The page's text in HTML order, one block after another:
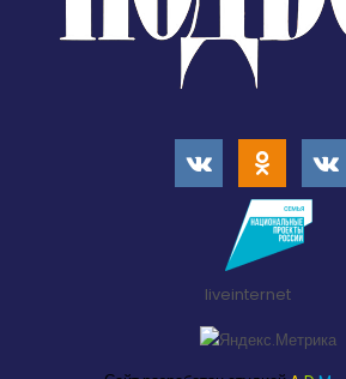
liveinternet